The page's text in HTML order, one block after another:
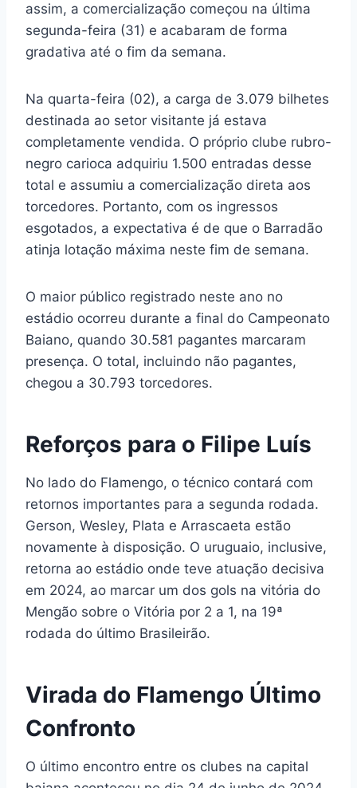
assim, a comercialização começou na última
segunda-feira (31) e acabaram de forma
gradativa até o fim da semana.
Na quarta-feira (02), a carga de 3.079 bilhetes
destinada ao setor visitante já estava
completamente vendida. O próprio clube rubro-
negro carioca adquiriu 1.500 entradas desse
total e assumiu a comercialização direta aos
torcedores. Portanto, com os ingressos
esgotados, a expectativa é de que o Barradão
atinja lotação máxima neste fim de semana.
O maior público registrado neste ano no
estádio ocorreu durante a final do Campeonato
Baiano, quando 30.581 pagantes marcaram
presença. O total, incluindo não pagantes,
chegou a 30.793 torcedores.
Reforços para o Filipe Luís
No lado do Flamengo, o técnico contará com
retornos importantes para a segunda rodada.
Gerson, Wesley, Plata e Arrascaeta estão
novamente à disposição. O uruguaio, inclusive,
retorna ao estádio onde teve atuação decisiva
em 2024, ao marcar um dos gols na vitória do
Mengão sobre o Vitória por 2 a 1, na 19ª
rodada do último Brasileirão.
Virada do Flamengo Último
Confronto
O último encontro entre os clubes na capital